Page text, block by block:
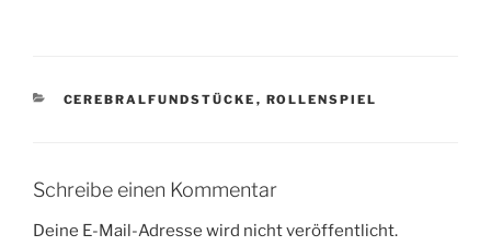
KATEGORIEN
CEREBRALFUNDSTÜCKE , ROLLENSPIEL
Schreibe einen Kommentar
Deine E-Mail-Adresse wird nicht veröffentlicht.